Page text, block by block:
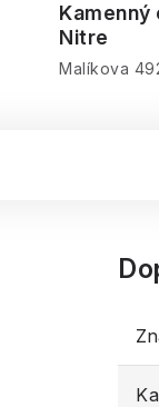
Kamenný
Nitre
Malíkova